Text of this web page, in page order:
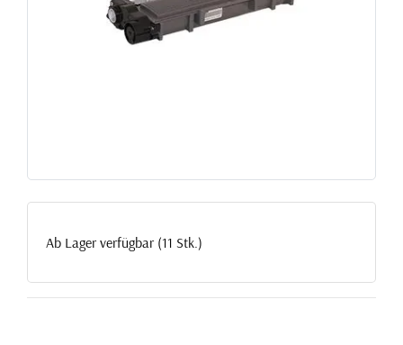
Ab Lager verfügbar (11 Stk.)